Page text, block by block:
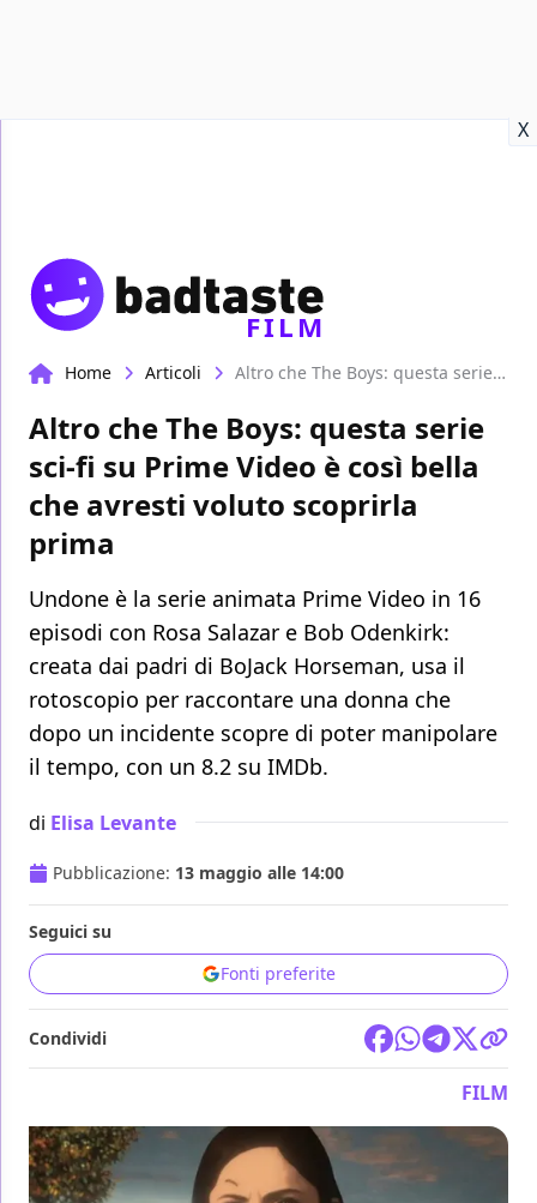
X
FILM
Home Articoli Altro che The Boys: questa serie sci-fi su Prime Video è così bella che avresti voluto scoprirla prima
Altro che The Boys: questa serie
sci-fi su Prime Video è così bella
che avresti voluto scoprirla
prima
Undone è la serie animata Prime Video in 16
episodi con Rosa Salazar e Bob Odenkirk:
creata dai padri di BoJack Horseman, usa il
rotoscopio per raccontare una donna che
dopo un incidente scopre di poter manipolare
il tempo, con un 8.2 su IMDb.
di Elisa Levante
Pubblicazione: 13 maggio alle 14:00
Seguici su
Fonti preferite
Condividi
FILM